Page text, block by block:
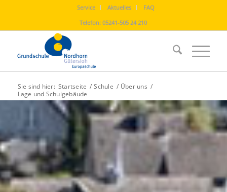
Service Aktuelles
FAQ
Telefon:05241-505 24 210
Sie sind hier: Startseite / Schule / Über uns /
Lage und Schulgebäude